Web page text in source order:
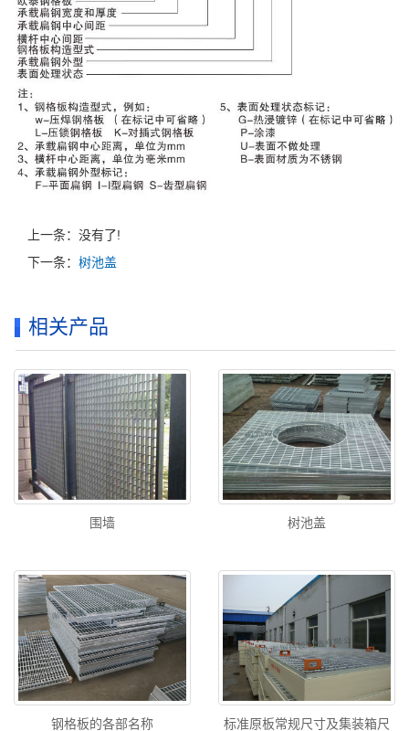
上一条：没有了!
下一条： 树池盖
相关产品
围墙 树池盖
钢格板的各部名称 标准原板常规尺寸及集装箱尺